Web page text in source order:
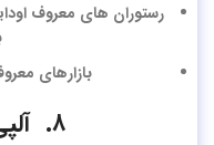
رستوران های معروف
بازارهای
۸. آلپی (Alleppey)